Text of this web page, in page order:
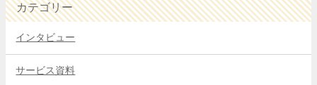
カテゴリー
インタビュー
サービス資料